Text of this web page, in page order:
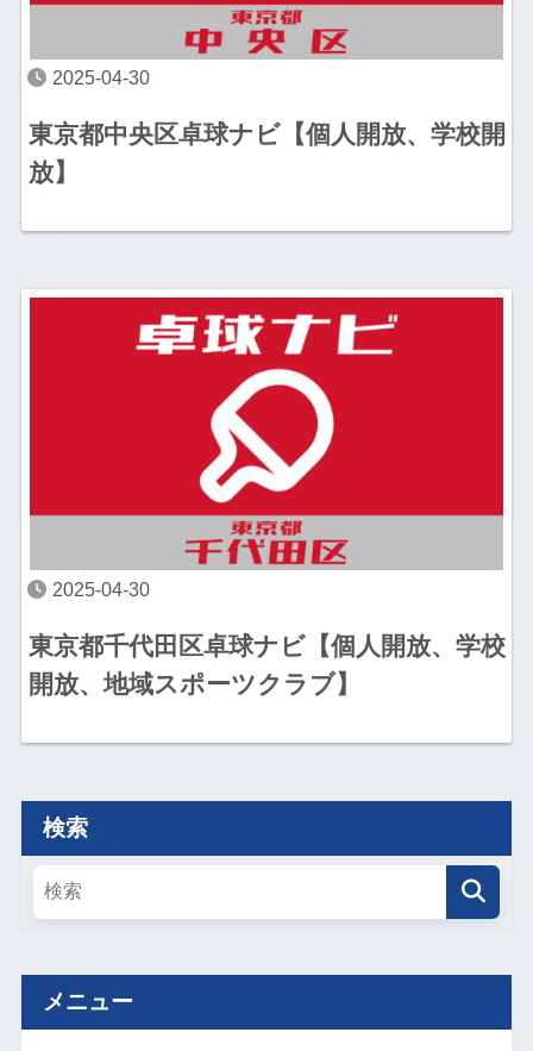
2025-04-30
東京都中央区卓球ナビ【個人開放、学校開
放】
2025-04-30
東京都千代田区卓球ナビ【個人開放、学校
開放、地域スポーツクラブ】
検索
メニュー